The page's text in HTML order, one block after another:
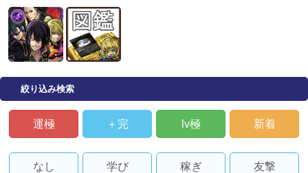
絞り込み検索
運極 ＋完 lv極 新着
なし 学び 稼ぎ 友撃